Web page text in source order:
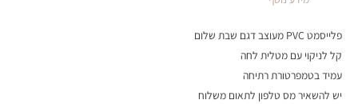
פלייסמט PVC מעוצב דגם שבת שלום
קל לניקוי עם מטלית לחה
עמיד בטמפרטורת רתיחה
יש להשאיר מס טלפון לתאום משלוח